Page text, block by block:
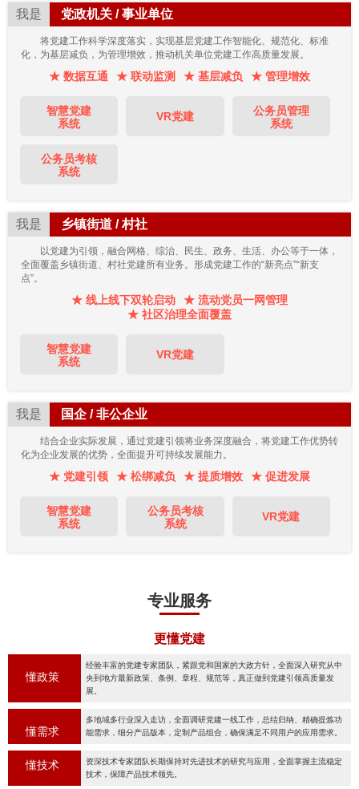
我是 党政机关 / 事业单位
将党建工作科学深度落实，实现基层党建工作智能化、规范化、标准
化，为基层减负，为管理增效，推动机关单位党建工作高质量发展。
★ 数据互通 ★ 联动监测 ★ 基层减负 ★ 管理增效
智慧党建
系统
VR党建
公务员管理
系统
公务员考核
系统
我是 乡镇街道 / 村社
以党建为引领，融合网格、综治、民生、政务、生活、办公等于一体，
全面覆盖乡镇街道、村社党建所有业务。形成党建工作的“新亮点”“新支
点”。
★ 线上线下双轮启动
★ 流动党员一网管理
★ 社区治理全面覆盖
智慧党建
系统
VR党建
我是 国企 / 非公企业
结合企业实际发展，通过党建引领将业务深度融合，将党建工作优势转
化为企业发展的优势，全面提升可持续发展能力。
★ 党建引领 ★ 松绑减负 ★ 提质增效 ★ 促进发展
智慧党建
系统
公务员考核
系统
VR党建
专业服务
更懂党建
懂政策
经验丰富的党建专家团队，紧跟党和国家的大政方针，全面深入研究从中
央到地方最新政策、条例、章程、规范等，真正做到党建引领高质量发
展。
懂需求
多地域多行业深入走访，全面调研党建一线工作，总结归纳、精确提炼功
能需求，细分产品版本，定制产品组合，确保满足不同用户的应用需求。
懂技术
资深技术专家团队长期保持对先进技术的研究与应用，全面掌握主流稳定
技术，保障产品技术领先。